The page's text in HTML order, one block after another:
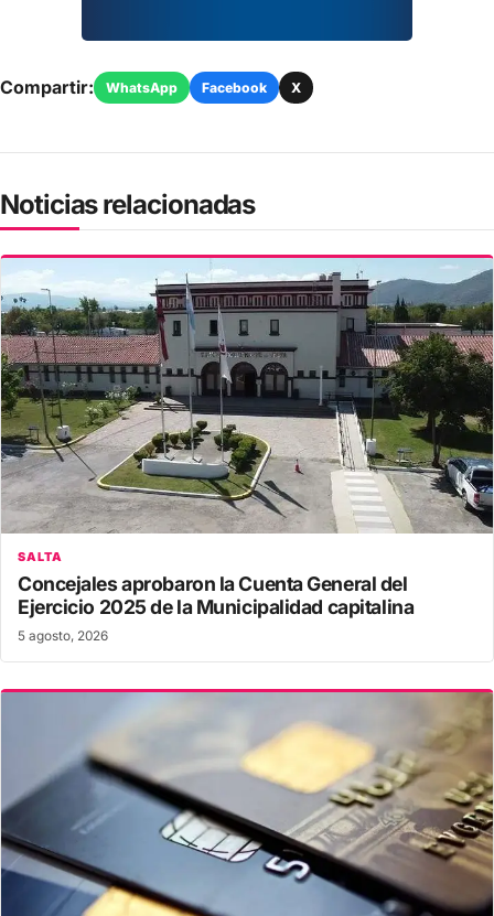
Compartir: WhatsApp Facebook X
Noticias relacionadas
SALTA
Concejales aprobaron la Cuenta General del
Ejercicio 2025 de la Municipalidad capitalina
5 agosto, 2026